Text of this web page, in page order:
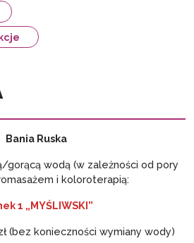
Bania Ruska
gorącą wodą (w zależności od pory
i koloroterapią:
1 „MYŚLIWSKI”
(bez konieczności wymiany wody)